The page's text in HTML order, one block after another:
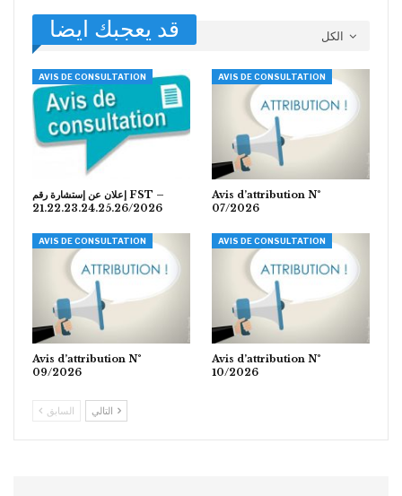
قد يعجبك ايضا
AVIS DE CONSULTATION
إعلان عن إستشارة رقم FST –
21.22.23.24.25.26/2026
AVIS DE CONSULTATION
Avis d’attribution N°
07/2026
AVIS DE CONSULTATION
Avis d’attribution N°
09/2026
AVIS DE CONSULTATION
Avis d’attribution N°
10/2026
السابق